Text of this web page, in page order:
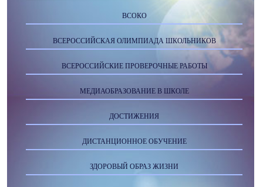
ВСОКО
ВСЕРОССИЙСКАЯ ОЛИМПИАДА ШКОЛЬНИКОВ
ВСЕРОССИЙСКИЕ ПРОВЕРОЧНЫЕ РАБОТЫ
МЕДИАОБРАЗОВАНИЕ В ШКОЛЕ
ДОСТИЖЕНИЯ
ДИСТАНЦИОННОЕ ОБУЧЕНИЕ
ЗДОРОВЫЙ ОБРАЗ ЖИЗНИ